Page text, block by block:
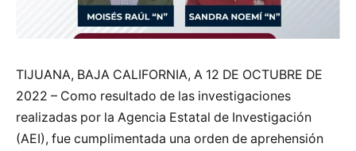
TIJUANA, BAJA CALIFORNIA, A 12 DE OCTUBRE DE
2022 – Como resultado de las investigaciones
realizadas por la Agencia Estatal de Investigación
(AEI), fue cumplimentada una orden de aprehensión